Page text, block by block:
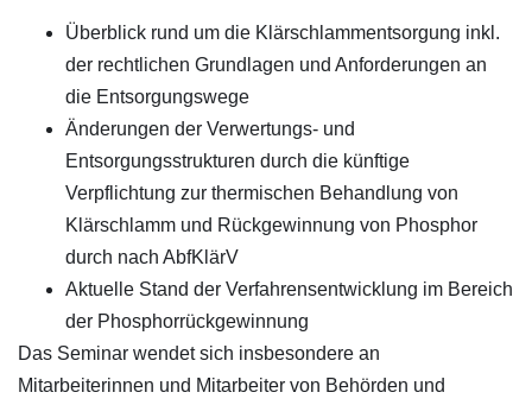
Überblick rund um die Klärschlammentsorgung inkl.
der rechtlichen Grundlagen und Anforderungen an
die Entsorgungswege
Änderungen der Verwertungs- und
Entsorgungsstrukturen durch die künftige
Verpflichtung zur thermischen Behandlung von
Klärschlamm und Rückgewinnung von Phosphor
durch nach AbfKlärV
Aktuelle Stand der Verfahrensentwicklung im Bereich
der Phosphorrückgewinnung
Das Seminar wendet sich insbesondere an
Mitarbeiterinnen und Mitarbeiter von Behörden und